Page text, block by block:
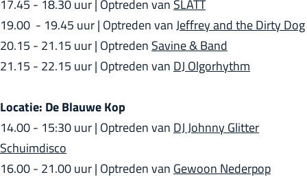
17.45 - 18.30 uur | Optreden van SLATT
19.00 - 19.45 uur | Optreden vanJeffrey and the Dirty Dog
20.15 - 21.15 uur | Optreden Savine & Band
21.15 - 22.15 uur | Optreden van DJ Olgorhythm
Locatie: De Blauwe Kop
14.00 - 15:30 uur | Optreden van DJ Johnny Glitter
Schuimdisco
16.00 - 21.00 uur | Optreden van Gewoon Nederpop